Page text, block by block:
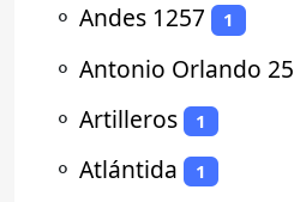
⚬ Andes 1257 1
⚬ Antonio Orlando 25
⚬ Artilleros 1
⚬ Atlántida 1